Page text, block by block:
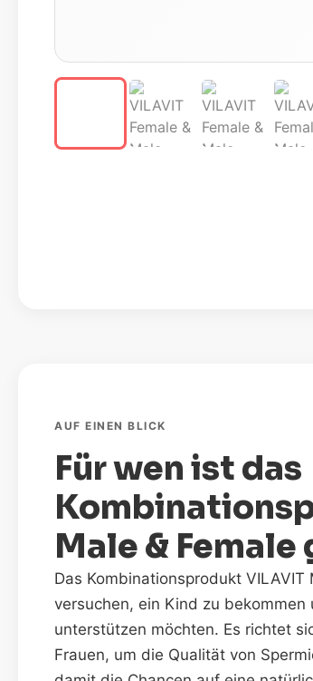
AUF EINEN BLICK
Für wen ist das
Male &
Das Kombinationsprodukt
versuchen, ein Kind zu
unterstützen möchten. Es richtet
Frauen, um die Qualität von